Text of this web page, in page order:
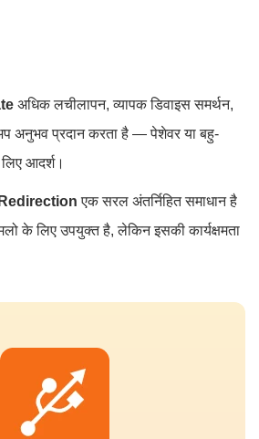
अधिक लचीलापन, व्यापक डिवाइस समर्थन,
प्रदान करता है — पेशेवर या बहु-
आदर्श।
एक सरल अंतर्निहित समाधान है
के लिए उपयुक्त है, लेकिन इसकी कार्यक्षमता